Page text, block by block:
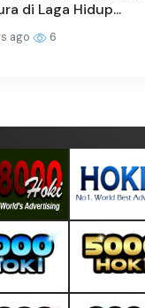
di Laga Hidup...
ago 6